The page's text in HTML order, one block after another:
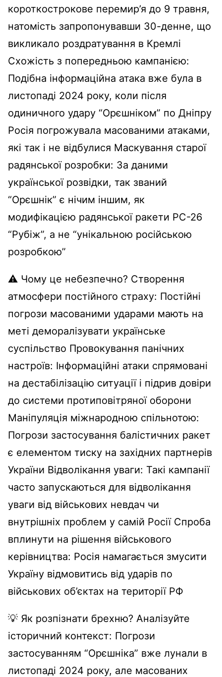
короткострокове перемир’я до 9 травня,
натомість запропонувавши 30-денне, що
викликало роздратування в Кремлі
Схожість з попередньою кампанією:
Подібна інформаційна атака вже була в
листопаді 2024 року, коли після
одиничного удару “Орєшніком” по Дніпру
Росія погрожувала масованими атаками,
які так і не відбулися Маскування старої
радянської розробки: За даними
української розвідки, так званий
“Орєшнік” є нічим іншим, як
модифікацією радянської ракети РС-26
“Рубіж”, а не “унікальною російською
розробкою”
⚠️ Чому це небезпечно? Створення
атмосфери постійного страху: Постійні
погрози масованими ударами мають на
меті деморалізувати українське
суспільство Провокування панічних
настроїв: Інформаційні атаки спрямовані
на дестабілізацію ситуації і підрив довіри
до системи протиповітряної оборони
Маніпуляція міжнародною спільнотою:
Погрози застосування балістичних ракет
є елементом тиску на західних партнерів
України Відволікання уваги: Такі кампанії
часто запускаються для відволікання
уваги від військових невдач чи
внутрішніх проблем у самій Росії Спроба
вплинути на рішення військового
керівництва: Росія намагається змусити
Україну відмовитись від ударів по
військових об’єктах на території РФ
💡 Як розпізнати брехню? Аналізуйте
історичний контекст: Погрози
застосуванням “Орєшніка” вже лунали в
листопаді 2024 року, але масованих